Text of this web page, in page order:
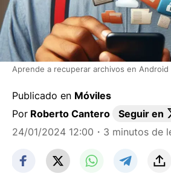
Aprende a recuperar archivos en Android
Publicado en Móviles
Por Roberto Cantero
Seguir en
24/01/2024 12:00 ・3 minutos de